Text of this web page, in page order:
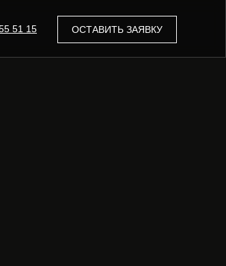
51 15 ОСТАВИТЬ ЗАЯВКУ